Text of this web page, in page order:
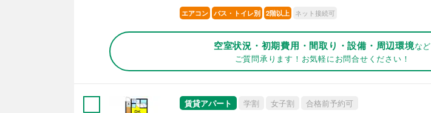
エアコン バス・トイレ別 2階以上 ネット接続可
空室状況・初期費用・間取り・設備・周辺環境など
ご質問承ります！お気軽にお問合せください！
賃貸アパート 学割 女子割 合格前予約可